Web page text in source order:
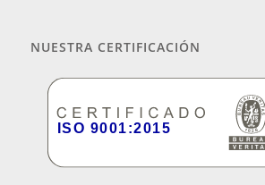
NUESTRA CERTIFICACIÓN